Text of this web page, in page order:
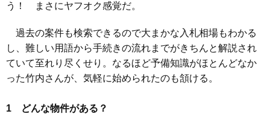
う！ まさにヤフオク感覚だ。
過去の案件も検索できるので大まかな入札相場もわかる
し、難しい用語から手続きの流れまでがきちんと解説され
ていて至れり尽くせり。なるほど予備知識がほとんどなか
った竹内さんが、気軽に始められたのも頷ける。
1 どんな物件がある？